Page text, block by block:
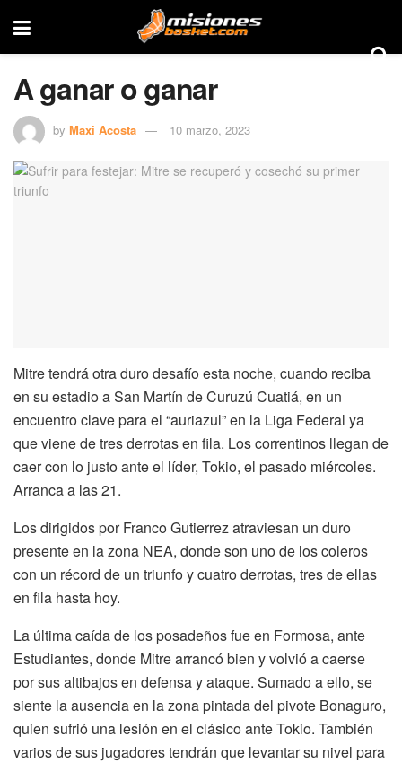
A ganar o ganar
by Maxi Acosta 10 marzo, 2023
Mitre tendrá otra duro desafío esta noche, cuando reciba
en su estadio a San Martín de Curuzú Cuatiá, en un
encuentro clave para el “auriazul” en la Liga Federal ya
que viene de tres derrotas en fila. Los correntinos llegan de
caer con lo justo ante el líder, Tokio, el pasado miércoles.
Arranca a las 21.
Los dirigidos por Franco Gutierrez atraviesan un duro
presente en la zona NEA, donde son uno de los coleros
con un récord de un triunfo y cuatro derrotas, tres de ellas
en fila hasta hoy.
La última caída de los posadeños fue en Formosa, ante
Estudiantes, donde Mitre arrancó bien y volvió a caerse
por sus altibajos en defensa y ataque. Sumado a ello, se
siente la ausencia en la zona pintada del pivote Bonaguro,
quien sufrió una lesión en el clásico ante Tokio. También
varios de sus jugadores tendrán que levantar su nivel para